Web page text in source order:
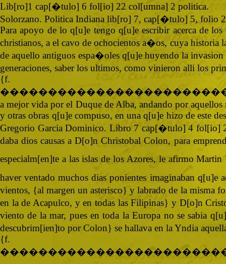
Lib[ro]1 cap[�tulo] 6 fol[io] 22 col[umna] 2 politica.
Solorzano. Politica Indiana lib[ro] 7, cap[�tulo] 5, folio
Para apoyo de lo q[u]e tengo q[u]e escribir acerca de
christianos, a el cavo de ochocientos a�os, cuya
de aquello antiguos espa�oles q[u]e huyendo la invasion
generaciones, saber los ultimos, como vinieron alli los
a mejor vida por el Duque de Alba, andando por
y otras obras q[u]e compuso, en una q[u]e hizo de este
Gregorio Garcia Dominico. Libro 7 cap[�tulo] 4 fol[io]
daba dios causas a D[o]n Christobal Colon, para
especialm[en]te a las islas de los Azores, le afirmo Martin
haver ventado muchos dias ponientes imaginaban
vientos, {al margen un asterisco} y labrado de la misma
en la de Acapulco, y en todas las Filipinas} y D[o]n
viento de la mar, pues en toda la Europa no se sabia
descubrim[ien]to por Colon} se hallava en la Yndia